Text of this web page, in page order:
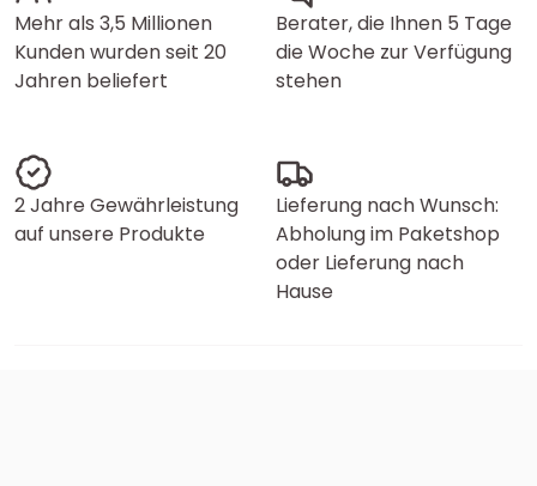
Mehr als 3,5 Millionen
Kunden wurden seit 20
Jahren beliefert
Berater, die Ihnen 5 Tage
die Woche zur Verfügung
stehen
2 Jahre Gewährleistung
auf unsere Produkte
Lieferung nach Wunsch:
Abholung im Paketshop
oder Lieferung nach
Hause